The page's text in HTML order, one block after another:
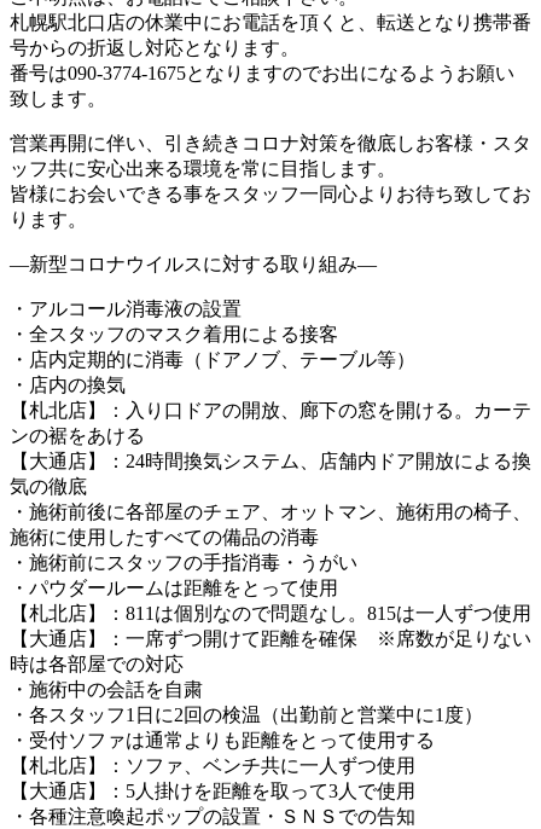
札幌駅北口店の休業中にお電話を頂くと、転送となり携帯番
号からの折返し対応となります。
番号は090-3774-1675となりますのでお出になるようお願い
致します。
営業再開に伴い、引き続きコロナ対策を徹底しお客様・スタ
ッフ共に安心出来る環境を常に目指します。
皆様にお会いできる事をスタッフ一同心よりお待ち致してお
ります。
—新型コロナウイルスに対する取り組み—
・アルコール消毒液の設置
・全スタッフのマスク着用による接客
・店内定期的に消毒（ドアノブ、テーブル等）
・店内の換気
【札北店】：入り口ドアの開放、廊下の窓を開ける。カーテ
ンの裾をあける
【大通店】：24時間換気システム、店舗内ドア開放による換
気の徹底
・施術前後に各部屋のチェア、オットマン、施術用の椅子、
施術に使用したすべての備品の消毒
・施術前にスタッフの手指消毒・うがい
・パウダールームは距離をとって使用
【札北店】：811は個別なので問題なし。815は一人ずつ使用
【大通店】：一席ずつ開けて距離を確保 ※席数が足りない
時は各部屋での対応
・施術中の会話を自粛
・各スタッフ1日に2回の検温（出勤前と営業中に1度）
・受付ソファは通常よりも距離をとって使用する
【札北店】：ソファ、ベンチ共に一人ずつ使用
【大通店】：5人掛けを距離を取って3人で使用
・各種注意喚起ポップの設置・ＳＮＳでの告知